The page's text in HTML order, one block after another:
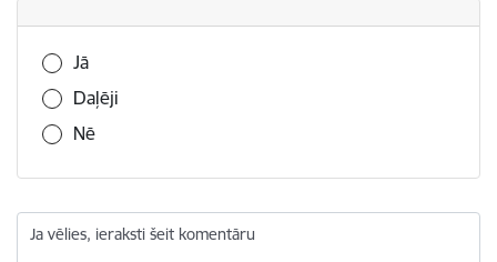
Vai šī informācija bija noderīga?
Jā
Daļēji
Nē
Ja vēlies, ieraksti šeit komentāru